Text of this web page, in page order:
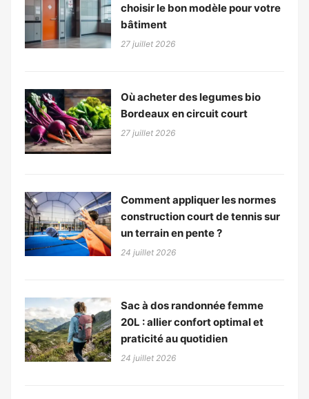
choisir le bon modèle pour votre
bâtiment
27 juillet 2026
Où acheter des legumes bio
Bordeaux en circuit court
27 juillet 2026
Comment appliquer les normes
construction court de tennis sur
un terrain en pente ?
24 juillet 2026
Sac à dos randonnée femme
20L : allier confort optimal et
praticité au quotidien
24 juillet 2026